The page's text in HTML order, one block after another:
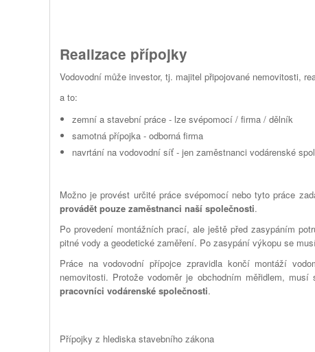
Realizace přípojky
Vodovodní může investor, tj. majitel připojované nemovitosti,
a to:
zemní a stavební práce - lze svépomocí / firma / dělník
samotná přípojka - odborná firma
navrtání na vodovodní síť - jen zaměstnanci vodárenské
Možno je provést určité práce svépomocí nebo tyto práce
provádět pouze zaměstnanci naší společnosti.
Po provedení montážních prací, ale ještě před zasypáním
pitné vody a geodetické zaměření. Po zasypání výkopu se
Práce na vodovodní přípojce zpravidla končí montáží
nemovitosti. Protože vodoměr je obchodním měřidlem,
pracovníci vodárenské společnosti.
Přípojky z hlediska stavebního zákona